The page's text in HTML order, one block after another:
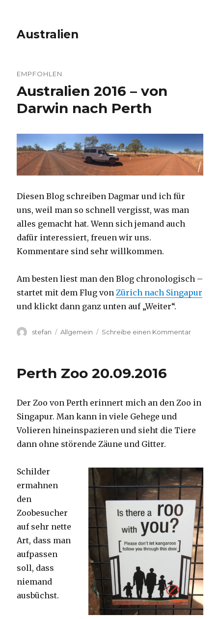
Australien
EMPFOHLEN
Australien 2016 – von
Darwin nach Perth
Diesen Blog schreiben Dagmar und ich für
uns, weil man so schnell vergisst, was man
alles gemacht hat. Wenn sich jemand auch
dafür interessiert, freuen wir uns.
Kommentare sind sehr willkommen.
Am besten liest man den Blog chronologisch –
startet mit dem Flug vonZürich nach Singapur
und klickt dann ganz unten auf „Weiter“.
Autor
stefan Kategorien
Allgemein Schreibe einen Kommentarzu
Perth
Perth Zoo 20.09.2016
Der Zoo von Perth erinnert mich an den Zoo in
Singapur. Man kann in viele Gehege und
Volieren hineinspazieren und sieht die Tiere
dann ohne störende Zäune und Gitter.
Schilder
ermahnen
den
Zoobesucher
auf sehr nette
Art, dass man
aufpassen
soll, dass
niemand
ausbüchst.